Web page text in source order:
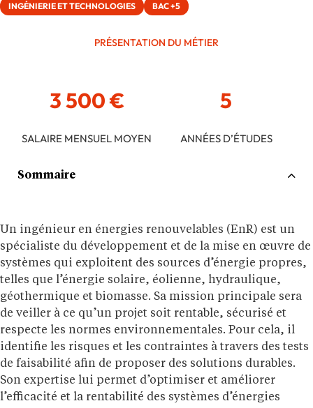
Un ingénieur en énergies renouvelables (EnR) est un
spécialiste du développement et de la mise en œuvre de
systèmes qui exploitent des sources d’énergie propres,
telles que l’énergie solaire, éolienne, hydraulique,
géothermique et biomasse. Sa mission principale sera
de veiller à ce qu’un projet soit rentable, sécurisé et
respecte les normes environnementales. Pour cela, il
identifie les risques et les contraintes à travers des tests
de faisabilité afin de proposer des solutions durables.
Son expertise lui permet d’optimiser et améliorer
l’efficacité et la rentabilité des systèmes d’énergies
INGÉNIERIE ET TECHNOLOGIES BAC +5
PRÉSENTATION DU MÉTIER
3 500 €
SALAIRE MENSUEL MOYEN
5
ANNÉES D’ÉTUDES
Sommaire